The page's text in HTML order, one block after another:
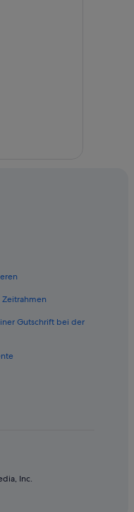
Zeitrahmen
Gutschrift bei der
Inc.